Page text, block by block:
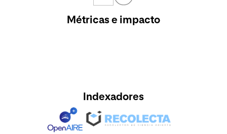
Métricas e impacto
Indexadores